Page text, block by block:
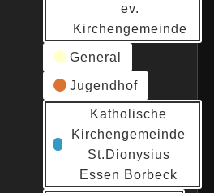
ev.
Kirchengemeinde
General
Jugendhof
Katholische
Kirchengemeinde
St.Dionysius
Essen Borbeck